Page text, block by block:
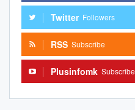
Twitter Followers
RSS Subscribe
Plusinfomk Subscribe